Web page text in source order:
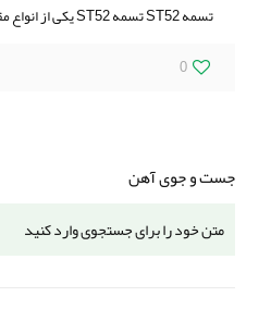
تسمه ST52 تسمه ST52 یکی از انواع مقاطع فولادی است که به
0
جست و جوی آهن